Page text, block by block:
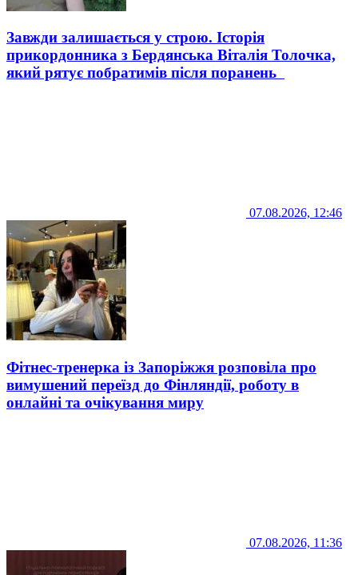
Завжди залишається у строю. Історія
прикордонника з Бердянська Віталія Толочка,
який рятує побратимів після поранень
07.08.2026, 12:46
Фітнес-тренерка із Запоріжжя розповіла про
вимушений переїзд до Фінляндії, роботу в
онлайні та очікування миру
07.08.2026, 11:36